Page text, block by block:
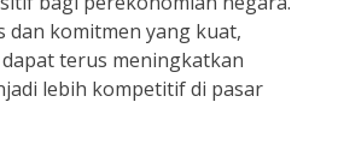
dan komitmen yang kuat,
terus meningkatkan
lebih kompetitif di pasar